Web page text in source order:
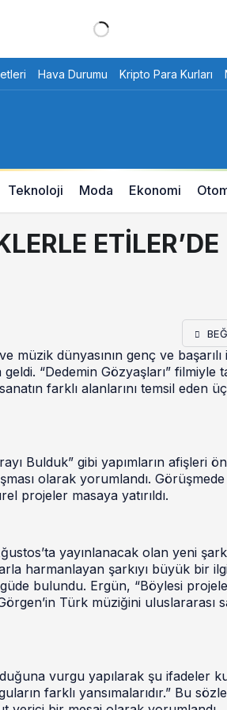
Hava Durumu Kripto Para Kurları
Teknoloji Moda Ekonomi
ETİLER’DE
müzik dünyasının genç ve
“Dedemin Gözyaşları” filmiyle
farklı alanlarını temsil eden
Bulduk” gibi yapımların afişleri
olarak yorumlandı.
projeler masaya yatırıldı.
yayınlanacak olan yeni
harmanlayan şarkıyı büyük bir
bulundu. Ergün, “Böylesi
Türk müziğini uluslararası
vurgu yapılarak şu ifadeler
farklı yansımalarıdır.” Bu